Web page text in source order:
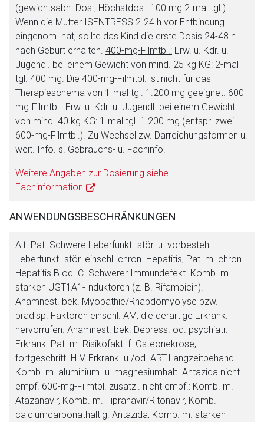
(gewichtsabh. Dos., Höchstdos.: 100 mg 2-mal tgl.).
Wenn die Mutter ISENTRESS 2-24 h vor Entbindung
eingenom. hat, sollte das Kind die erste Dosis 24-48 h
nach Geburt erhalten. 400-mg-Filmtbl.: Erw. u. Kdr. u.
Jugendl. bei einem Gewicht von mind. 25 kg KG: 2-mal
tgl. 400 mg. Die 400-mg-Filmtbl. ist nicht für das
Therapieschema von 1-mal tgl. 1.200 mg geeignet. 600-
mg-Filmtbl.: Erw. u. Kdr. u. Jugendl. bei einem Gewicht
von mind. 40 kg KG: 1-mal tgl. 1.200 mg (entspr. zwei
600-mg-Filmtbl.). Zu Wechsel zw. Darreichungsformen u.
weit. Info. s. Gebrauchs- u. Fachinfo.
Weitere Angaben zur Dosierung siehe
Fachinformation
ANWENDUNGSBESCHRÄNKUNGEN
Ält. Pat. Schwere Leberfunkt.-stör. u. vorbesteh.
Leberfunkt.-stör. einschl. chron. Hepatitis, Pat. m. chron.
Hepatitis B od. C. Schwerer Immundefekt. Komb. m.
starken UGT1A1-Induktoren (z. B. Rifampicin).
Anamnest. bek. Myopathie/Rhabdomyolyse bzw.
prädisp. Faktoren einschl. AM, die derartige Erkrank.
hervorrufen. Anamnest. bek. Depress. od. psychiatr.
Erkrank. Pat. m. Risikofakt. f. Osteonekrose,
fortgeschritt. HIV-Erkrank. u./od. ART-Langzeitbehandl.
Komb. m. aluminium- u. magnesiumhalt. Antazida nicht
empf. 600-mg-Filmtbl. zusätzl. nicht empf.: Komb. m.
Atazanavir, Komb. m. Tipranavir/Ritonavir, Komb.
calciumcarbonathaltig. Antazida, Komb. m. starken